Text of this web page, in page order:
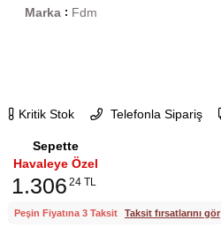
Marka : Fdm
Kritik Stok Telefonla Sipariş
Sepette
Havaleye Özel
1.306 24 TL
Peşin Fiyatına 3 Taksit Taksit fırsatlarını gör